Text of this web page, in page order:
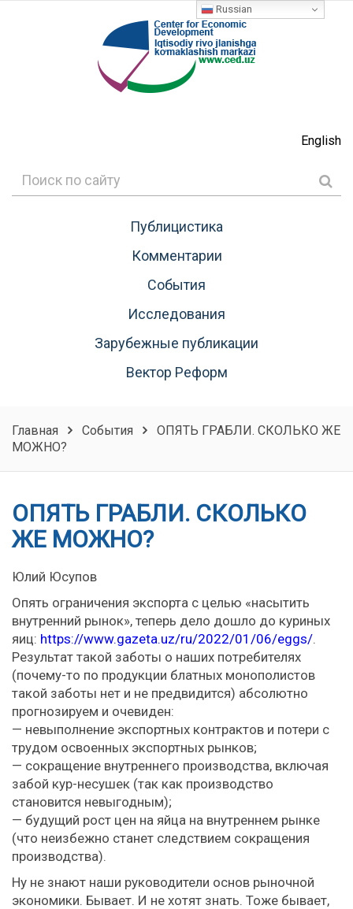
English
Публицистика
Комментарии
События
Исследования
Зарубежные публикации
Вектор Реформ
Главная События
ОПЯТЬ ГРАБЛИ. СКОЛЬКО ЖЕ
МОЖНО?
ОПЯТЬ ГРАБЛИ. СКОЛЬКО
ЖЕ МОЖНО?
Юлий Юсупов
Опять ограничения экспорта с целью «насытить
внутренний рынок», теперь дело дошло до куриных
яиц: https://www.gazeta.uz/ru/2022/01/06/eggs/.
Результат такой заботы о наших потребителях
(почему-то по продукции блатных монополистов
такой заботы нет и не предвидится) абсолютно
прогнозируем и очевиден:
— невыполнение экспортных контрактов и потери с
трудом освоенных экспортных рынков;
— сокращение внутреннего производства, включая
забой кур-несушек (так как производство
становится невыгодным);
— будущий рост цен на яйца на внутреннем рынке
(что неизбежно станет следствием сокращения
производства).
Ну не знают наши руководители основ рыночной
экономики. Бывает. И не хотят знать. Тоже бывает,
Russian